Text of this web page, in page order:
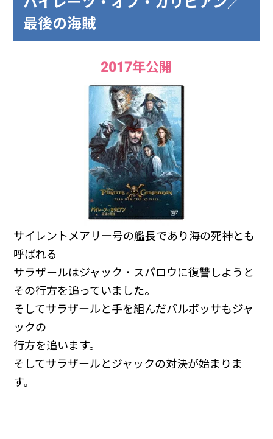
最後の海賊
2017年公開
サイレントメアリー号の艦長であり海の死神とも
呼ばれる
サラザールはジャック・スパロウに復讐しようと
その行方を追っていました。
そしてサラザールと手を組んだバルボッサもジャ
ックの
行方を追います。
そしてサラザールとジャックの対決が始まりま
す。